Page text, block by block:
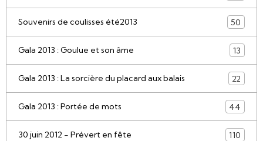
Souvenirs de coulisses été2013 50
Gala 2013 : Goulue et son âme 13
Gala 2013 : La sorcière du placard aux balais 22
Gala 2013 : Portée de mots 44
30 juin 2012 - Prévert en fête 110